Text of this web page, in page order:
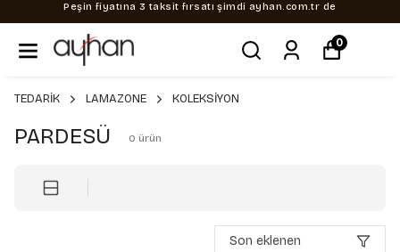
Peşin fiyatına 3 taksit fırsatı şimdi ayhan.com.tr de
0
TEDARİK LAMAZONE KOLEKSİYON
PARDESÜ 0 ürün
Son eklenen